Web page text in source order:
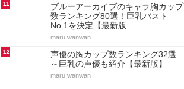
11
ブルーアーカイブのキャラ胸カップ
数ランキング80選！巨乳バスト
No.1を決定【最新版…
maru.wanwan
12
声優の胸カップ数ランキング32選
～巨乳の声優も紹介【最新版】
maru.wanwan